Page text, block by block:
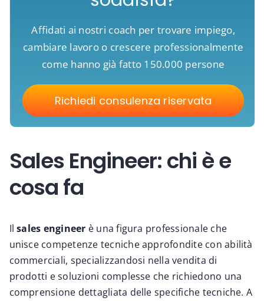
Affidati ai nostri coach per trovare impiego,
cambiare lavoro o crescere professionalmente
come hanno già fatto 150.000 persone
Richiedi consulenza riservata
Sales Engineer: chi è e
cosa fa
Ilsales engineer è una figura professionale che
unisce competenze tecniche approfondite con abilità
commerciali, specializzandosi nella vendita di
prodotti e soluzioni complesse che richiedono una
comprensione dettagliata delle specifiche tecniche. A